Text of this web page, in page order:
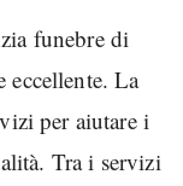
funebre di
eccellente. La
per aiutare i
Tra i servizi